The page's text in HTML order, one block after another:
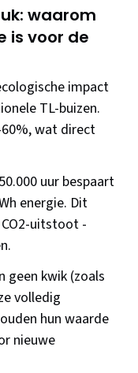
waarom
is voor de
impact
TL-buizen.
wat direct
uur bespaart
energie. Dit
uitstoot -
geen kwik (zoals
volledig
hun waarde
nieuwe